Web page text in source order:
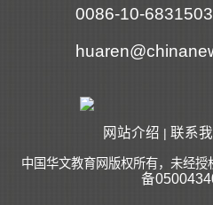
0086-10-
网站介绍 | 联系我
中国华文教育网版权所有，未经授
备